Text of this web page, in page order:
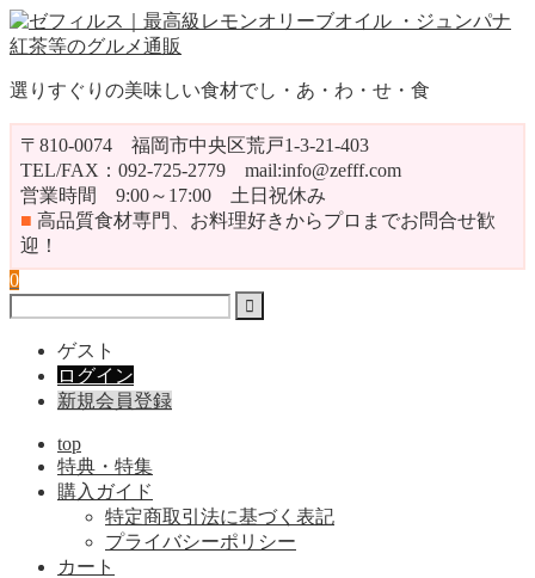
選りすぐりの美味しい食材でし・あ・わ・せ・食
〒810-0074 福岡市中央区荒戸1-3-21-403
TEL/FAX：092-725-2779 mail:info@zefff.com
営業時間 9:00～17:00 土日祝休み
■ 高品質食材専門、お料理好きからプロまでお問合せ歓
迎！
0
ゲスト
ログイン
新規会員登録
top
特典・特集
購入ガイド
特定商取引法に基づく表記
プライバシーポリシー
カート